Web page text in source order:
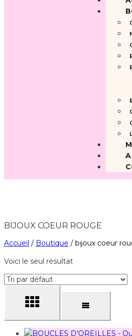
BIJOUX COEUR ROUGE
Accueil / Boutique / bijoux coeur
Voici le seul résultat